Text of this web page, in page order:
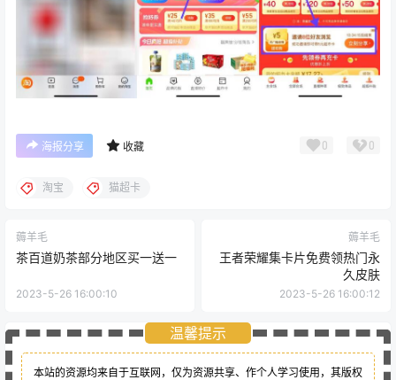
海报分享 收藏 0 0
淘宝 猫超卡
薅羊毛
茶百道奶茶部分地区买一送一
2023-5-26 16:00:10
薅羊毛
王者荣耀集卡片免费领热门永
久皮肤
2023-5-26 16:00:12
温馨提示
本站的资源均来自于互联网，仅为资源共享、作个人学习使用，其版权